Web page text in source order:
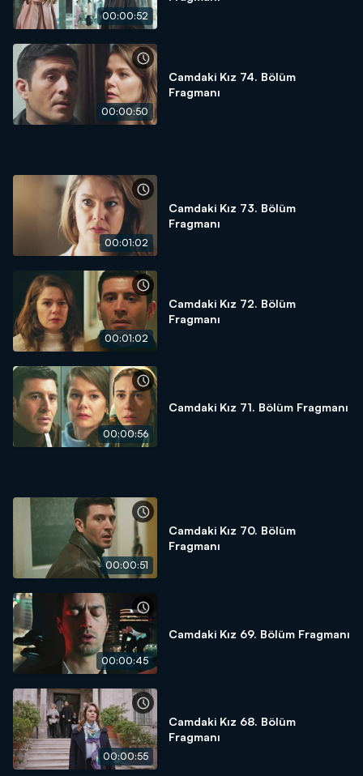
00:00:52
00:00:50
Camdaki Kız 74. Bölüm
Fragmanı
00:01:02
Camdaki Kız 73. Bölüm
Fragmanı
00:01:02
Camdaki Kız 72. Bölüm
Fragmanı
00:00:56
Camdaki Kız 71. Bölüm Fragmanı
00:00:51
Camdaki Kız 70. Bölüm
Fragmanı
00:00:45
Camdaki Kız 69. Bölüm Fragmanı
00:00:55
Camdaki Kız 68. Bölüm
Fragmanı